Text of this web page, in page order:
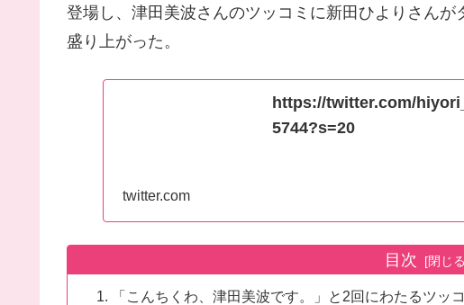
登場し、津田美波さんのツッコミに新田ひよりさん
盛り上がった。
https://twitter.com/
5744?s=20
twitter.com
目次
「こんちくわ、津田美波です。」と2回にわたるツッ